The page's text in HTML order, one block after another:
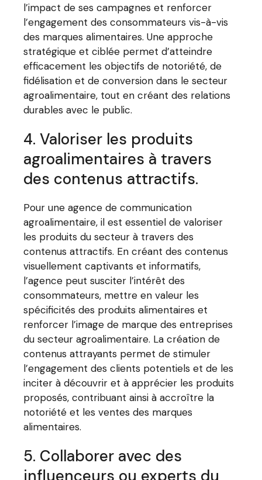
l’impact de ses campagnes et renforcer
l’engagement des consommateurs vis-à-vis
des marques alimentaires. Une approche
stratégique et ciblée permet d’atteindre
efficacement les objectifs de notoriété, de
fidélisation et de conversion dans le secteur
agroalimentaire, tout en créant des relations
durables avec le public.
4. Valoriser les produits
agroalimentaires à travers
des contenus attractifs.
Pour une agence de communication
agroalimentaire, il est essentiel de valoriser
les produits du secteur à travers des
contenus attractifs. En créant des contenus
visuellement captivants et informatifs,
l’agence peut susciter l’intérêt des
consommateurs, mettre en valeur les
spécificités des produits alimentaires et
renforcer l’image de marque des entreprises
du secteur agroalimentaire. La création de
contenus attrayants permet de stimuler
l’engagement des clients potentiels et de les
inciter à découvrir et à apprécier les produits
proposés, contribuant ainsi à accroître la
notoriété et les ventes des marques
alimentaires.
5. Collaborer avec des
influenceurs ou experts du